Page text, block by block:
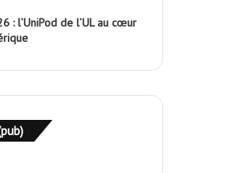
: l’UniPod de l’UL au cœur